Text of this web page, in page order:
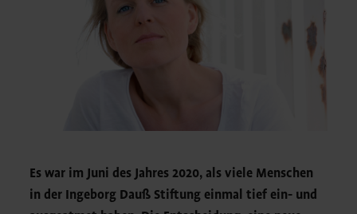
Es war im Juni des Jahres 2020, als viele Menschen
in der Ingeborg Dauß Stiftung einmal tief ein- und